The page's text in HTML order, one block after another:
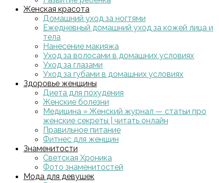
Женская красота
Домашний уход за ногтями
Ежедневный домашний уход за кожей лица и
тела
Нанесение макияжа
Уход за волосами в домашних условиях
Уход за глазами
Уход за губами в домашних условиях
Здоровье женщины
Диета для похудения
Женские болезни
Медицина » Женский журнал — статьи про
женские секреты | читать онлайн
Правильное питание
Фитнес для женщин
Знаменитости
Светская Хроника
Фото знаменитостей
Мода для девушек